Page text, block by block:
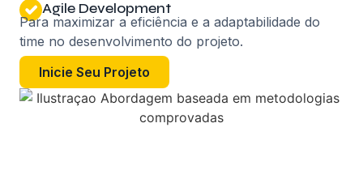
Agile Development
Para maximizar a eficiência e a adaptabilidade do
time no desenvolvimento do projeto.
Inicie Seu Projeto